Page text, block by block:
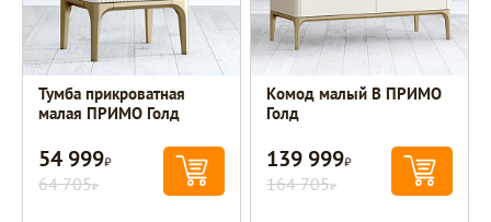
Тумба прикроватная
малая ПРИМО Голд
54 999Р
64 705Р
Комод малый B ПРИМО
Голд
139 999Р
164 705Р